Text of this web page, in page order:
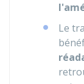
Le